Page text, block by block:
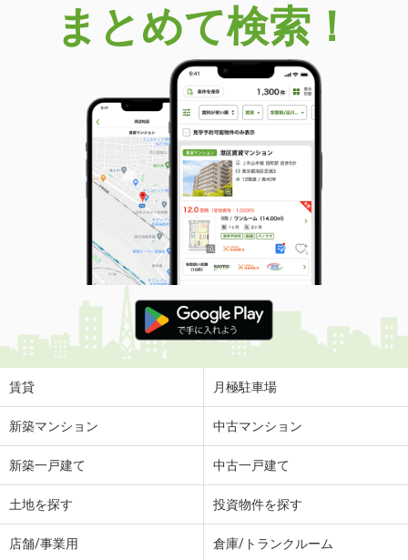
まとめて検索！
賃貸 月極駐車場
新築マンション 中古マンション
新築一戸建て 中古一戸建て
土地を探す 投資物件を探す
店舗/事業用 倉庫/トランクルーム